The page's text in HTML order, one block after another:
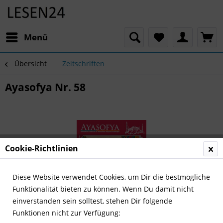
Menü
Übersicht Zeitschriften
Ayasofya Nr. 58
Cookie-Richtlinien
Diese Website verwendet Cookies, um Dir die bestmögliche
Funktionalität bieten zu können. Wenn Du damit nicht
einverstanden sein solltest, stehen Dir folgende
Funktionen nicht zur Verfügung: